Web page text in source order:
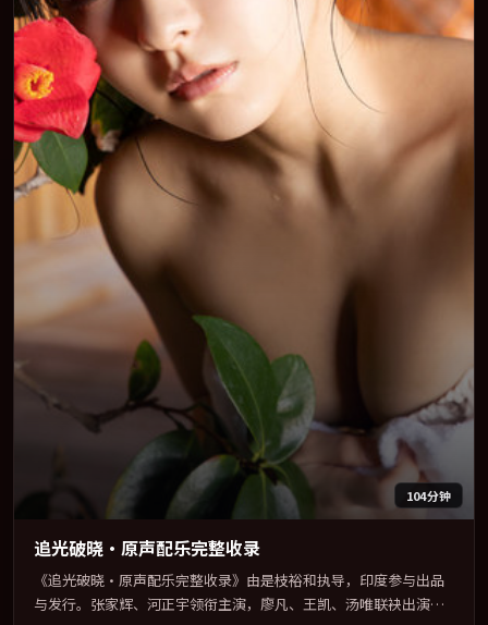
104分钟
追光破晓·原声配乐完整收录
《追光破晓·原声配乐完整收录》由是枝裕和执导，印度参与出品
与发行。张家辉、河正宇领衔主演，廖凡、王凯、汤唯联袂出演。